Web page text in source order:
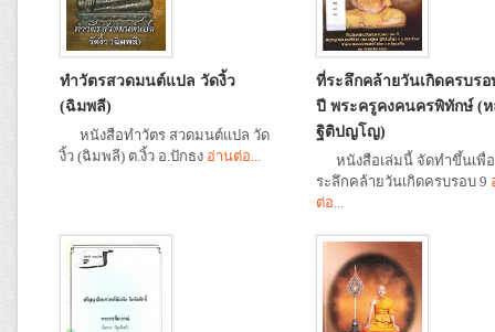
ทำวัตรสวดมนต์แปล วัดงิ้ว
(ฉิมพลี)
หนังสือทำวัตร สวดมนต์แปล วัด
งิ้ว (ฉิมพลี) ต.งิ้ว อ.ปักธง อ่านต่อ...
ที่ระลึกคล้ายวันเกิดครบรอ
ปี พระครูคงคนครพิทักษ์ (ห
ฐิติปญโญ)
หนังสือเล่มนี้ จัดทำขึ้นเพื่
ระลึกคล้ายวันเกิดครบรอบ 9
ต่อ...